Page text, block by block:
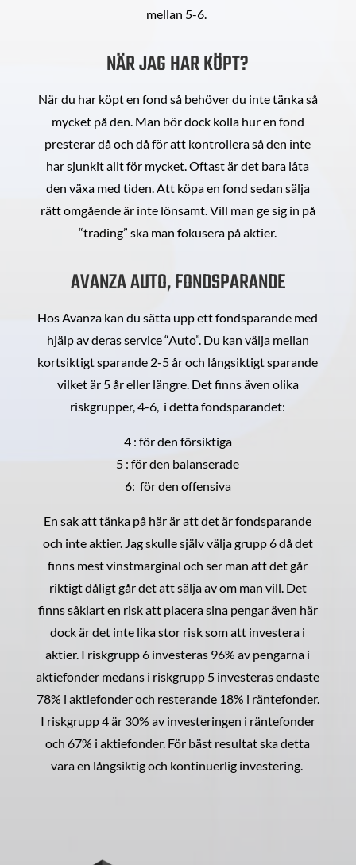
mellan 5-6.
NÄR JAG HAR KÖPT?
När du har köpt en fond så behöver du inte tänka så
mycket på den. Man bör dock kolla hur en fond
presterar då och då för att kontrollera så den inte
har sjunkit allt för mycket. Oftast är det bara låta
den växa med tiden. Att köpa en fond sedan sälja
rätt omgående är inte lönsamt. Vill man ge sig in på
“trading” ska man fokusera på aktier.
AVANZA AUTO, FONDSPARANDE
Hos Avanza kan du sätta upp ett fondsparande med
hjälp av deras service “Auto”. Du kan välja mellan
kortsiktigt sparande 2-5 år och långsiktigt sparande
vilket är 5 år eller längre. Det finns även olika
riskgrupper, 4-6, i detta fondsparandet:
4 : för den försiktiga
5 : för den balanserade
6: för den offensiva
En sak att tänka på här är att det är fondsparande
och inte aktier. Jag skulle själv välja grupp 6 då det
finns mest vinstmarginal och ser man att det går
riktigt dåligt går det att sälja av om man vill. Det
finns såklart en risk att placera sina pengar även här
dock är det inte lika stor risk som att investera i
aktier. I riskgrupp 6 investeras 96% av pengarna i
aktiefonder medans i riskgrupp 5 investeras endaste
78% i aktiefonder och resterande 18% i räntefonder.
I riskgrupp 4 är 30% av investeringen i räntefonder
och 67% i aktiefonder. För bäst resultat ska detta
vara en långsiktig och kontinuerlig investering.